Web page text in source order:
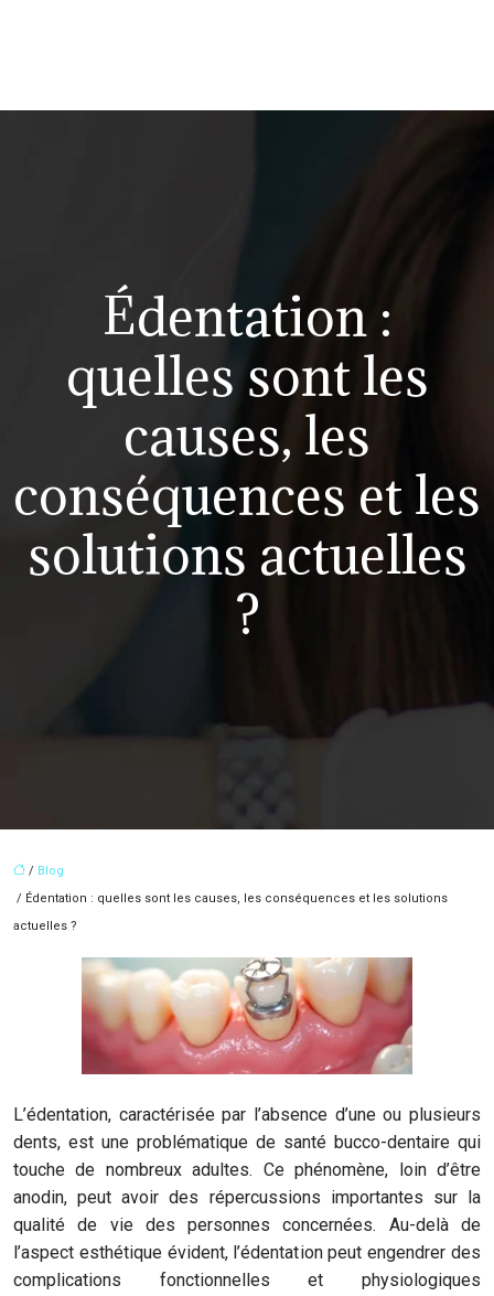
Édentation :
quelles sont les
causes, les
conséquences et les
solutions actuelles
?
/ Blog
/ Édentation : quelles sont les causes, les conséquences et les solutions
actuelles ?
L’édentation, caractérisée par l’absence d’une ou plusieurs
dents, est une problématique de santé bucco-dentaire qui
touche de nombreux adultes. Ce phénomène, loin d’être
anodin, peut avoir des répercussions importantes sur la
qualité de vie des personnes concernées. Au-delà de
l’aspect esthétique évident, l’édentation peut engendrer des
complications fonctionnelles et physiologiques